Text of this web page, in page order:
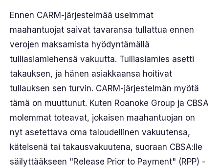
Ennen CARM-järjestelmää useimmat
maahantuojat saivat tavaransa tullattua ennen
verojen maksamista hyödyntämällä
tulliasiamiehensä vakuutta. Tulliasiamies asetti
takauksen, ja hänen asiakkaansa hoitivat
tullauksen sen turvin. CARM-järjestelmän myötä
tämä on muuttunut. Kuten Roanoke Group ja CBSA
molemmat toteavat, jokaisen maahantuojan on
nyt asetettava oma taloudellinen vakuutensa,
käteisenä tai takausvakuutena, suoraan CBSA:lle
säilyttääkseen "Release Prior to Payment" (RPP) -